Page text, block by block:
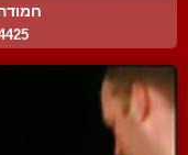
4425